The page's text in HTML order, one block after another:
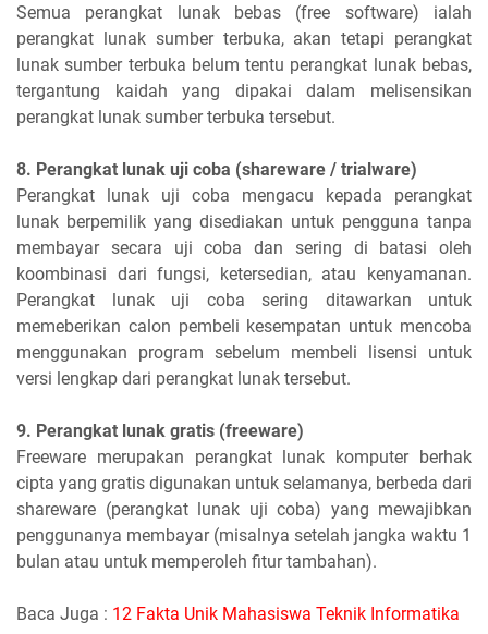
Semua perangkat lunak bebas (free software) ialah
perangkat lunak sumber terbuka, akan tetapi perangkat
lunak sumber terbuka belum tentu perangkat lunak bebas,
tergantung kaidah yang dipakai dalam melisensikan
perangkat lunak sumber terbuka tersebut.
8. Perangkat lunak uji coba (shareware / trialware)
Perangkat lunak uji coba mengacu kepada perangkat
lunak berpemilik yang disediakan untuk pengguna tanpa
membayar secara uji coba dan sering di batasi oleh
koombinasi dari fungsi, ketersedian, atau kenyamanan.
Perangkat lunak uji coba sering ditawarkan untuk
memeberikan calon pembeli kesempatan untuk mencoba
menggunakan program sebelum membeli lisensi untuk
versi lengkap dari perangkat lunak tersebut.
9. Perangkat lunak gratis (freeware)
Freeware merupakan perangkat lunak komputer berhak
cipta yang gratis digunakan untuk selamanya, berbeda dari
shareware (perangkat lunak uji coba) yang mewajibkan
penggunanya membayar (misalnya setelah jangka waktu 1
bulan atau untuk memperoleh fitur tambahan).
Baca Juga : 12 Fakta Unik Mahasiswa Teknik Informatika